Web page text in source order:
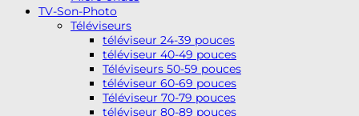
TV-Son-Photo
Téléviseurs
téléviseur 24-39 pouces
téléviseur 40-49 pouces
Téléviseurs 50-59 pouces
téléviseur 60-69 pouces
Téléviseur 70-79 pouces
téléviseur 80-89 pouces